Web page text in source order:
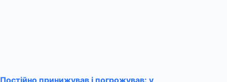
Постійно принижував і погрожував: у